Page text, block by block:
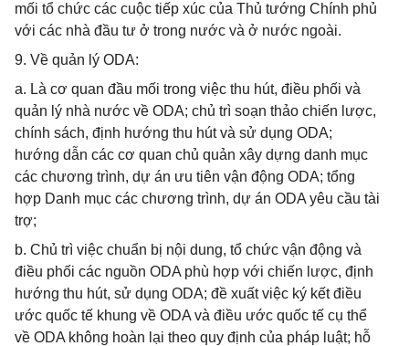
mối tổ chức các cuộc tiếp xúc của Thủ tướng Chính phủ
với các nhà đầu tư ở trong nước và ở nước ngoài.
9. Về quản lý ODA:
a. Là cơ quan đầu mối trong việc thu hút, điều phối và
quản lý nhà nước về ODA; chủ trì soạn thảo chiến lược,
chính sách, định hướng thu hút và sử dụng ODA;
hướng dẫn các cơ quan chủ quản xây dựng danh mục
các chương trình, dự án ưu tiên vận động ODA; tổng
hợp Danh mục các chương trình, dự án ODA yêu cầu tài
trợ;
b. Chủ trì việc chuẩn bị nội dung, tổ chức vận động và
điều phối các nguồn ODA phù hợp với chiến lược, định
hướng thu hút, sử dụng ODA; đề xuất việc ký kết điều
ước quốc tế khung về ODA và điều ước quốc tế cụ thể
về ODA không hoàn lại theo quy định của pháp luật; hỗ